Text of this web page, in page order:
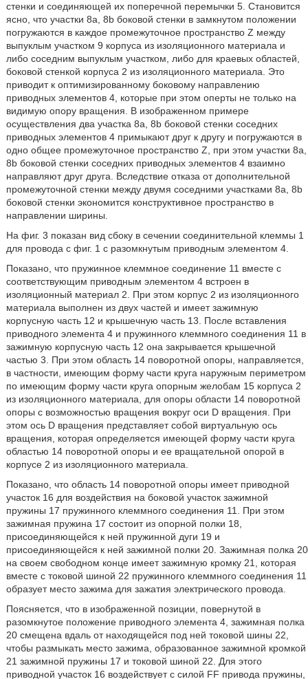
стенки и соединяющей их поперечной перемычки 5. Становится
ясно, что участки 8a, 8b боковой стенки в замкнутом положении
погружаются в каждое промежуточное пространство Z между
выпуклым участком 9 корпуса из изоляционного материала и
либо соседним выпуклым участком, либо для краевых областей,
боковой стенкой корпуса 2 из изоляционного материала. Это
приводит к оптимизированному боковому направлению
приводных элементов 4, которые при этом оперты не только на
видимую опору вращения. В изображенном примере
осуществления два участка 8a, 8b боковой стенки соседних
приводных элементов 4 примыкают друг к другу и погружаются в
одно общее промежуточное пространство Z, при этом участки 8a,
8b боковой стенки соседних приводных элементов 4 взаимно
направляют друг друга. Вследствие отказа от дополнительной
промежуточной стенки между двумя соседними участками 8a, 8b
боковой стенки экономится конструктивное пространство в
направлении ширины.
На фиг. 3 показан вид сбоку в сечении соединительной клеммы 1
для провода с фиг. 1 с разомкнутым приводным элементом 4.
Показано, что пружинное клеммное соединение 11 вместе с
соответствующим приводным элементом 4 встроен в
изоляционный материал 2. При этом корпус 2 из изоляционного
материала выполнен из двух частей и имеет зажимную
корпусную часть 12 и крышечную часть 13. После вставления
приводного элемента 4 и пружинного клеммного соединения 11 в
зажимную корпусную часть 12 она закрывается крышечной
частью 3. При этом область 14 поворотной опоры, направляется,
в частности, имеющим форму части круга наружным периметром
по имеющим форму части круга опорным желобам 15 корпуса 2
из изоляционного материала, для опоры области 14 поворотной
опоры с возможностью вращения вокруг оси D вращения. При
этом ось D вращения представляет собой виртуальную ось
вращения, которая определяется имеющей форму части круга
областью 14 поворотной опоры и ее вращательной опорой в
корпусе 2 из изоляционного материала.
Показано, что область 14 поворотной опоры имеет приводной
участок 16 для воздействия на боковой участок зажимной
пружины 17 пружинного клеммного соединения 11. При этом
зажимная пружина 17 состоит из опорной полки 18,
присоединяющейся к ней пружинной дуги 19 и
присоединяющейся к ней зажимной полки 20. Зажимная полка 20
на своем свободном конце имеет зажимную кромку 21, которая
вместе с токовой шиной 22 пружинного клеммного соединения 11
образует место зажима для зажатия электрического провода.
Поясняется, что в изображенной позиции, повернутой в
разомкнутое положение приводного элемента 4, зажимная полка
20 смещена вдаль от находящейся под ней токовой шины 22,
чтобы размыкать место зажима, образованное зажимной кромкой
21 зажимной пружины 17 и токовой шиной 22. Для этого
приводной участок 16 воздействует с силой FF привода пружины,